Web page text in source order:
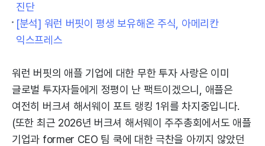
진단
[분석] 워런 버핏이 평생 보유해온 주식, 아메리칸
익스프레스
워런 버핏의 애플 기업에 대한 무한 투자 사랑은 이미
글로벌 투자자들에게 정평이 난 팩트이겠으니, 애플은
여전히 버크셔 해서웨이 포트 랭킹 1위를 차지중입니다.
(또한 최근 2026년 버크셔 해서웨이 주주총회에서도 애플
기업과 former CEO 팀 쿡에 대한 극찬을 아끼지 않았던